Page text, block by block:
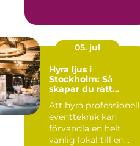
05. jul
Hyra ljus i
Stockholm: Så
skapar du rätt
event
Att hyra professionell
eventteknik kan
förvandla en helt
vanlig lokal till en